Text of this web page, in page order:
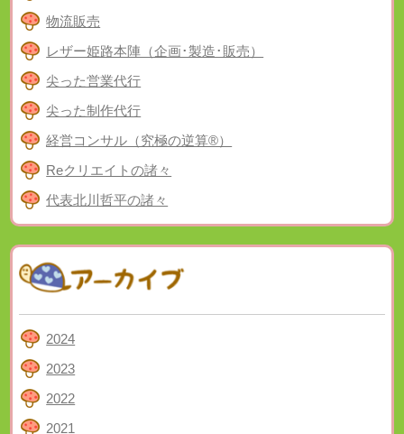
物流販売
レザー姫路本陣（企画･製造･販売）
尖った営業代行
尖った制作代行
経営コンサル（究極の逆算®）
Reクリエイトの諸々
代表北川哲平の諸々
2024
2023
2022
2021